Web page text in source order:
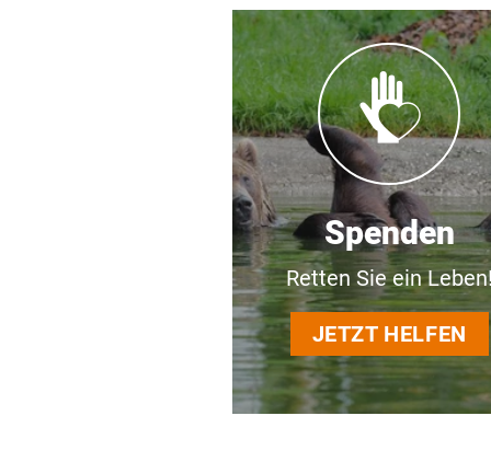
Spenden
Retten Sie ein
JETZT HELFEN